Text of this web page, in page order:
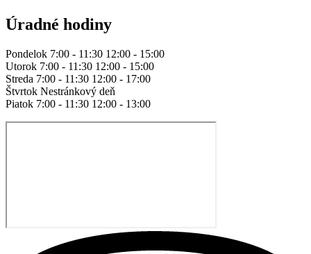
Úradné hodiny
Pondelok 7:00 - 11:30 12:00 - 15:00
Utorok 7:00 - 11:30 12:00 - 15:00
Streda 7:00 - 11:30 12:00 - 17:00
Štvrtok Nestránkový deň
Piatok 7:00 - 11:30 12:00 - 13:00